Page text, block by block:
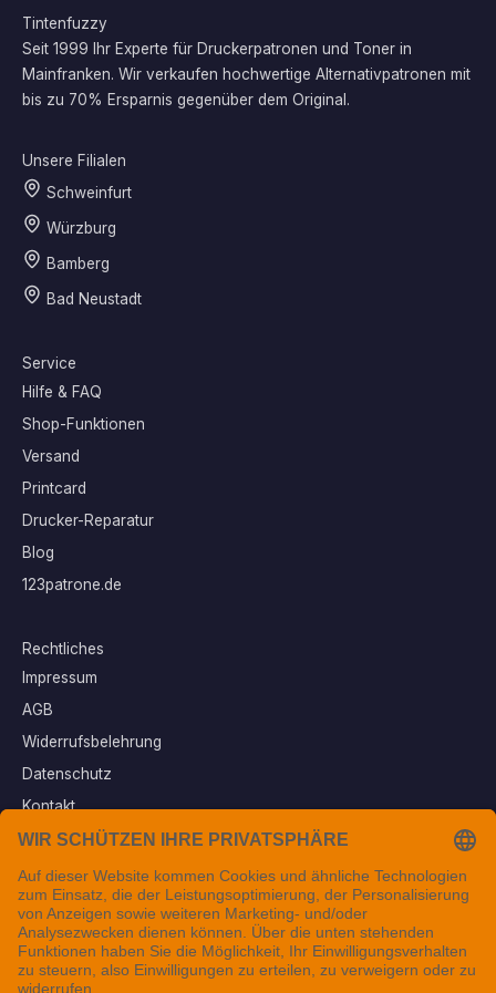
Tintenfuzzy
Seit 1999 Ihr Experte für Druckerpatronen und Toner in
Mainfranken. Wir verkaufen hochwertige Alternativpatronen mit
bis zu 70% Ersparnis gegenüber dem Original.
Unsere Filialen
Schweinfurt
Würzburg
Bamberg
Bad Neustadt
Service
Hilfe & FAQ
Shop-Funktionen
Versand
Printcard
Drucker-Reparatur
Blog
123patrone.de
Rechtliches
Impressum
AGB
Widerrufsbelehrung
Datenschutz
Kontakt
Vertrag widerrufen
Sichere Zahlungsarten